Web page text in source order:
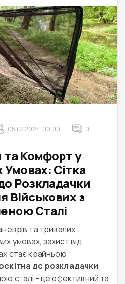
05 02 2024, 00:00 0
та Комфорт у
Умовах: Сітка
Розкладачки
Військових з
Сталі
та тривалих
умовах, захист від
стає крайньою
до розкладачки
сталі - це ефективний та